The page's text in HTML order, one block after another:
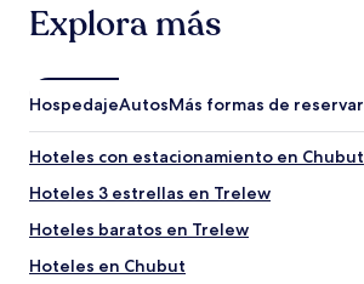
noche
adultos.
disponibilidad
están
Explora más
HospedajeAutosMás formas de reservar
Hoteles con estacionamiento en Chubut
Hoteles 3 estrellas en Trelew
Hoteles baratos en Trelew
Hoteles en Chubut